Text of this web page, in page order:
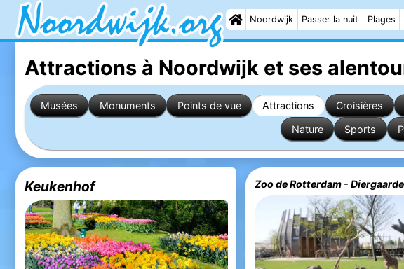
Noordwijk Passer la nuit Plages
Attractions à Noordwijk et ses
Musées Monuments Points de vue Attractions Croisières
Nature
Sports
Keukenhof Zoo de Rotterdam -